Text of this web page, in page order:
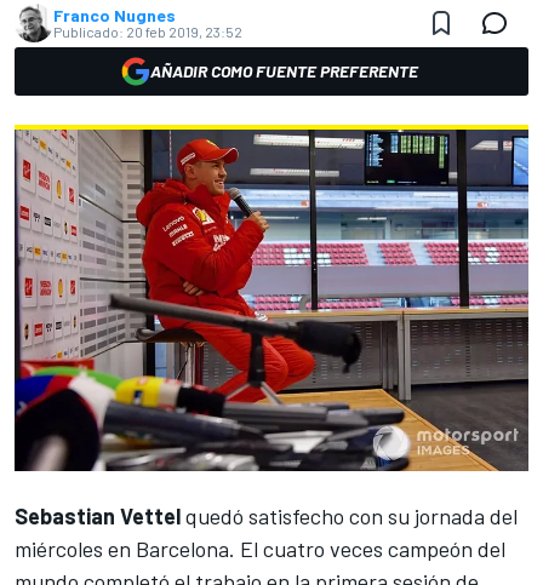
Franco Nugnes
Publicado: 20 feb 2019, 23:52
AÑADIR COMO FUENTE PREFERENTE
Sebastian Vettelquedó satisfecho con su jornada del
miércoles en Barcelona. El cuatro veces campeón del